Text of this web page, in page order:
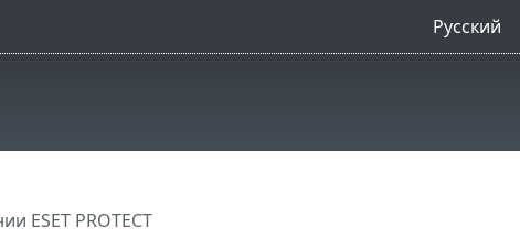
Русский
ESET PROTECT